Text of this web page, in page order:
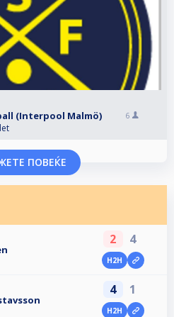
ball (Interpool Malmö) 6
ПОВЕЌЕ
2 4
H2H
4 1
H2H